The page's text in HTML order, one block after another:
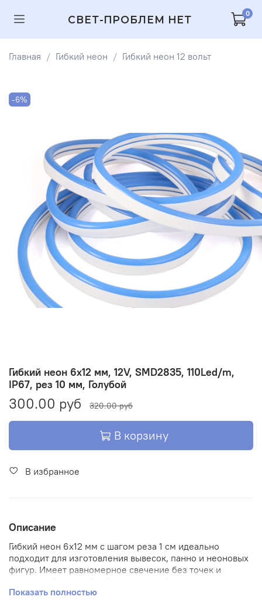
СВЕТ-ПРОБЛЕМ НЕТ 0
Главная Гибкий неон Гибкий неон 12 вольт
-6%
Гибкий неон 6х12 мм, 12V, SMD2835, 110Led/m,
IP67, рез 10 мм, Голубой
300.00 руб 320.00 руб
В корзину
В избранное
Описание
Гибкий неон 6х12 мм с шагом реза 1 см идеально
подходит для изготовления вывесок, панно и неоновых
фигур. Имеет равномерное свечение без точек и
любую поверхность.
Показать полностью